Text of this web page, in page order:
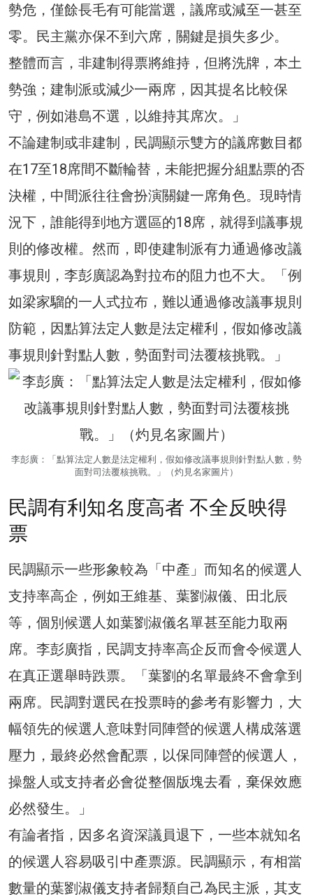
勢危，僅餘長毛有可能當選，議席或減至一甚至
零。民主黨亦保不到六席，關鍵是損失多少。
整體而言，非建制得票將維持，但將洗牌，本土
勢強；建制派或減少一兩席，因其提名比較保
守，例如港島不選，以維持其席次。」
不論建制或非建制，民調顯示雙方的議席數目都
在17至18席間不斷輪替，未能把握分組點票的否
決權，中間派往往會扮演關鍵一席角色。現時情
況下，誰能得到地方選區的18席，就得到議事規
則的修改權。然而，即使建制派有力通過修改議
事規則，李彭廣認為對拉布的阻力也不大。「例
如梁家騮的一人式拉布，難以通過修改議事規則
防範，因點算法定人數是法定權利，假如修改議
事規則針對點人數，勢面對司法覆核挑戰。」
李彭廣：「點算法定人數是法定權利，假如修改議事規則針對點人數，勢
面對司法覆核挑戰。」（灼見名家圖片）
民調有利知名度高者 不全反映得
票
民調顯示一些形象較為「中產」而知名的候選人
支持率高企，例如王維基、葉劉淑儀、田北辰
等，個別候選人如葉劉淑儀名單甚至能力取兩
席。李彭廣指，民調支持率高企反而會令候選人
在真正選舉時跌票。「葉劉的名單最終不會拿到
兩席。民調對選民在投票時的參考有影響力，大
幅領先的候選人意味對同陣營的候選人構成落選
壓力，最終必然會配票，以保同陣營的候選人，
操盤人或支持者必會從整個版塊去看，棄保效應
必然發生。」
有論者指，因多名資深議員退下，一些本就知名
的候選人容易吸引中產票源。民調顯示，有相當
數量的葉劉淑儀支持者歸類自己為民主派，其支